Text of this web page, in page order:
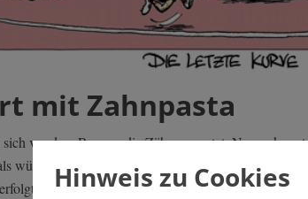
mit Zahnpasta
vor dem Rennen die Zähne geputzt. Nur so
würden ihre Füße den Boden berühren.
Hinweis zu Cookies